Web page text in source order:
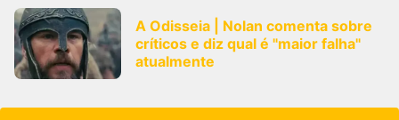
A Odisseia | Nolan comenta sobre
críticos e diz qual é "maior falha"
atualmente